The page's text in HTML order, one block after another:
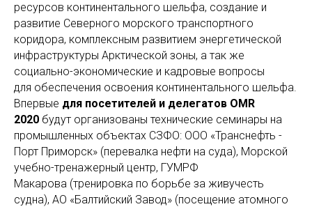
ресурсов континентального шельфа, создание и
развитие Северного морского транспортного
коридора, комплексным развитием энергетической
инфраструктуры Арктической зоны, а так же
социально-экономические и кадровые вопросы
для обеспечения освоения континентального шельфа.
Впервые для посетителей и делегатов OMR
2020 будут организованы технические семинары на
промышленных объектах СЗФО: ООО «Транснефть -
Порт Приморск» (перевалка нефти на суда), Морской
учебно-тренажерный центр, ГУМРФ
Макарова (тренировка по борьбе за живучесть
судна), АО «Балтийский Завод» (посещение атомного